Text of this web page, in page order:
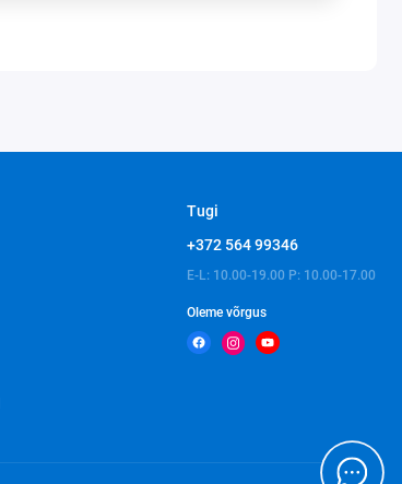
Tugi
+372 564 99346
E-L: 10.00-19.00 P: 10.00-17.00
Oleme võrgus